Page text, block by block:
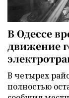
В Одессе
движение
В четырех
полностью